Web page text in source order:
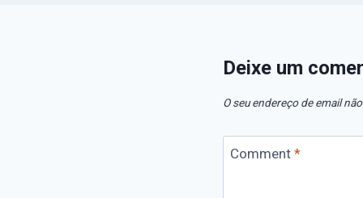
Deixe um
O seu endereço de email
Comment *